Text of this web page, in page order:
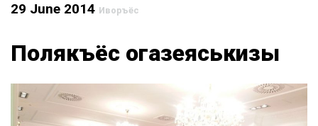
29 June 2014 Иворъёс
Полякъёс огазеяськизы